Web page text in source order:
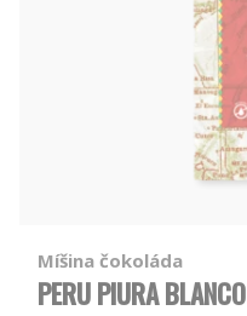
Míšina čokoláda
PERU PIURA BLANCO